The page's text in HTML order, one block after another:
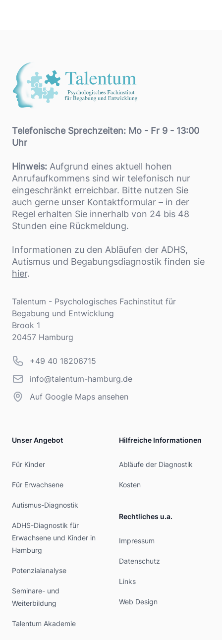
Telefonische Sprechzeiten: Mo - Fr 9 - 13:00
Uhr
Hinweis: Aufgrund eines aktuell hohen
Anrufaufkommens sind wir telefonisch nur
eingeschränkt erreichbar. Bitte nutzen Sie
auch gerne unser Kontaktformular – in der
Regel erhalten Sie innerhalb von 24 bis 48
Stunden eine Rückmeldung.
Informationen zu den Abläufen der ADHS,
Autismus und Begabungsdiagnostik finden sie
hier.
Adresse
Talentum - Psychologisches Fachinstitut für
Begabung und Entwicklung
Brook 1
20457 Hamburg
Telefonnummer
+49 40 18206715
info@talentum-hamburg.de
info@talentum-hamburg.de
Auf Google Maps ansehen
Unser Angebot
Für Kinder
Für Erwachsene
Autismus-Diagnostik
ADHS-Diagnostik für
Erwachsene und Kinder in
Hamburg
Potenzialanalyse
Seminare- und
Weiterbildung
Talentum Akademie
Hilfreiche Informationen
Abläufe der Diagnostik
Kosten
Rechtliches u.a.
Impressum
Datenschutz
Links
Web Design